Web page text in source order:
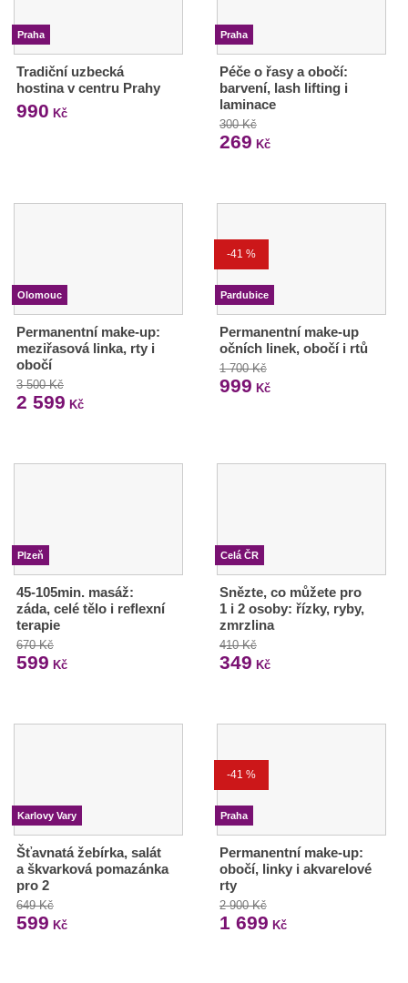
Praha
Tradiční uzbecká
hostina v centru Prahy
990 Kč
Praha
Péče o řasy a obočí:
barvení, lash lifting i
laminace
300 Kč
269 Kč
Olomouc
Permanentní make-up:
meziřasová linka, rty i
obočí
3 500 Kč
2 599 Kč
-41 %
Pardubice
Permanentní make-up
očních linek, obočí i rtů
1 700 Kč
999 Kč
Plzeň
45-105min. masáž:
záda, celé tělo i reflexní
terapie
670 Kč
599 Kč
Celá ČR
Snězte, co můžete pro
1 i 2 osoby: řízky, ryby,
zmrzlina
410 Kč
349 Kč
Karlovy Vary
Šťavnatá žebírka, salát
a škvarková pomazánka
pro 2
649 Kč
599 Kč
-41 %
Praha
Permanentní make-up:
obočí, linky i akvarelové
rty
2 900 Kč
1 699 Kč